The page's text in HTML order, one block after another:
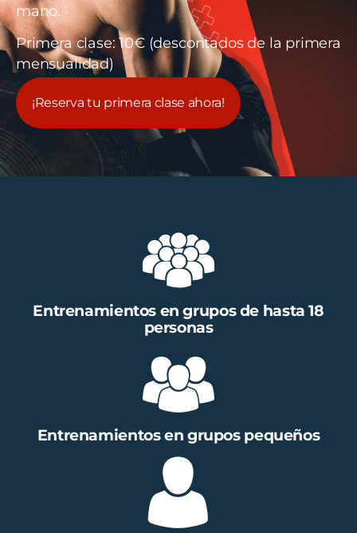
mano.
Primera clase: 10€ (descontados de la primera
mensualidad)
¡Reserva tu primera clase ahora!
Entrenamientos en grupos de hasta 18
personas
Entrenamientos en grupos pequeños